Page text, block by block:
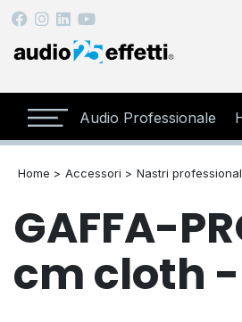
Audio Professionale
Home > Accessori > Nastri
GAFFA-
cm cloth